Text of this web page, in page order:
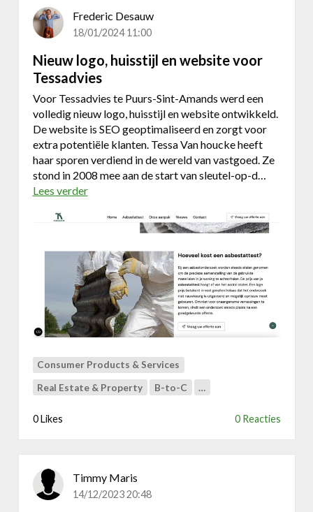
w
r
p
e
n
w
e
i
e
v
o
o
r
S
e
e
l
Frederic Desauw
18/01/2024 11:00
Nieuw logo, huisstijl en website voor
Tessadvies
Voor Tessadvies te Puurs-Sint-Amands werd een
volledig nieuw logo, huisstijl en website ontwikkeld.
De website is SEO geoptimaliseerd en zorgt voor
extra potentiële klanten. Tessa Van houcke heeft
haar sporen verdiend in de wereld van vastgoed. Ze
stond in 2008 mee aan de start van sleutel-op-d…
Lees verdero
N
i
e
u
w
l
g
o
,
t
i
Consumer Products & Services
Real Estate & Property B-to-C …
0 Likes 0 Reacties
Timmy Maris
14/12/2023 20:48